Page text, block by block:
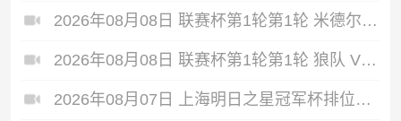
2026年08月08日 联赛杯第1轮第1轮 米德尔斯堡 VS 雷克瑟姆 全场录像
2026年08月08日 联赛杯第1轮第1轮 狼队 VS 维尔港 全场录像
2026年08月07日 上海明日之星冠军杯排位赛 葡萄牙体育U17 VS 拜耳04勒沃库森U17 全场录像